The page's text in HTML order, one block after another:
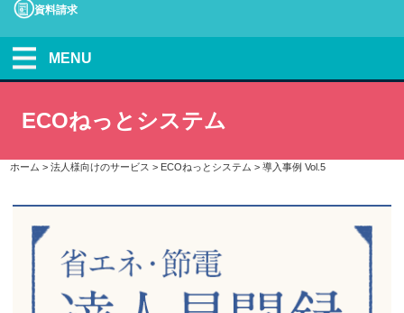
資料請求
MENU
ECOねっとシステム
ホーム > 法人様向けのサービス > ECOねっとシステム > 導入事例 Vol.5